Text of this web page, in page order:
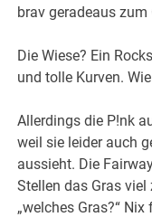
brav geradeaus
Die Wiese? Ein
und tolle Kurven.
Allerdings die P!nk
weil sie leider auch
aussieht. Die
Stellen das Gras
„welches Gras?“